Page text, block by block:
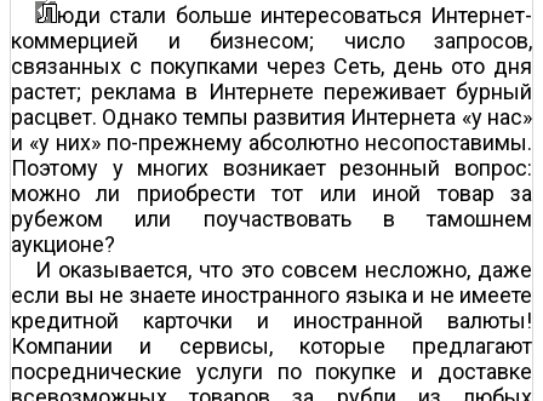
юди стали больше интересоваться Интернет-
коммерцией и бизнесом; число запросов,
связанных с покупками через Сеть, день ото дня
растет; реклама в Интернете переживает бурный
расцвет. Однако темпы развития Интернета «у нас»
и «у них» по-прежнему абсолютно несопоставимы.
Поэтому у многих возникает резонный вопрос:
можно ли приобрести тот или иной товар за
рубежом или поучаствовать в тамошнем
аукционе?
И оказывается, что это совсем несложно, даже
если вы не знаете иностранного языка и не имеете
кредитной карточки и иностранной валюты!
Компании и сервисы, которые предлагают
посреднические услуги по покупке и доставке